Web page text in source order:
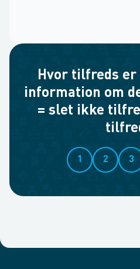
Hvor tilfreds er
information om
= slet ikke
1 2 3